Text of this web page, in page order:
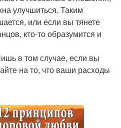
улучшиться. Таким
или если вы тянете
кто-то образумится и
в том случае, если вы
на то, что ваши расходы